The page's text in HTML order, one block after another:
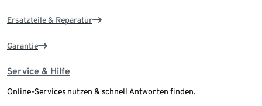
Ersatzteile & Reparatur
Garantie
Service & Hilfe
Online-Services nutzen & schnell Antworten finden.